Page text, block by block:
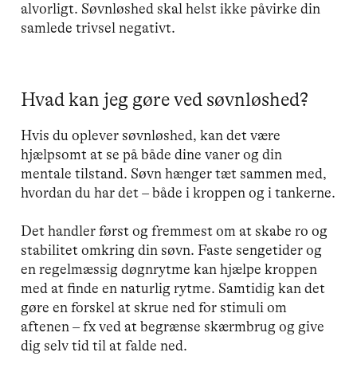
alvorligt. Søvnløshed skal helst ikke påvirke din
samlede trivsel negativt.
Hvad kan jeg gøre ved søvnløshed?
Hvis du oplever søvnløshed, kan det være
hjælpsomt at se på både dine vaner og din
mentale tilstand. Søvn hænger tæt sammen med,
hvordan du har det – både i kroppen og i tankerne.
Det handler først og fremmest om at skabe ro og
stabilitet omkring din søvn. Faste sengetider og
en regelmæssig døgnrytme kan hjælpe kroppen
med at finde en naturlig rytme. Samtidig kan det
gøre en forskel at skrue ned for stimuli om
aftenen – fx ved at begrænse skærmbrug og give
dig selv tid til at falde ned.